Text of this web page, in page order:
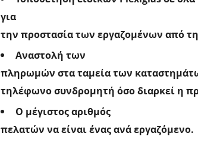
για
την προστασία των εργαζομένων από
Αναστολή των
πληρωμών στα ταμεία των
τηλέφωνο συνδρομητή όσο διαρκεί η
Ο μέγιστος αριθμός
πελατών να είναι ένας ανά εργαζόμενο.